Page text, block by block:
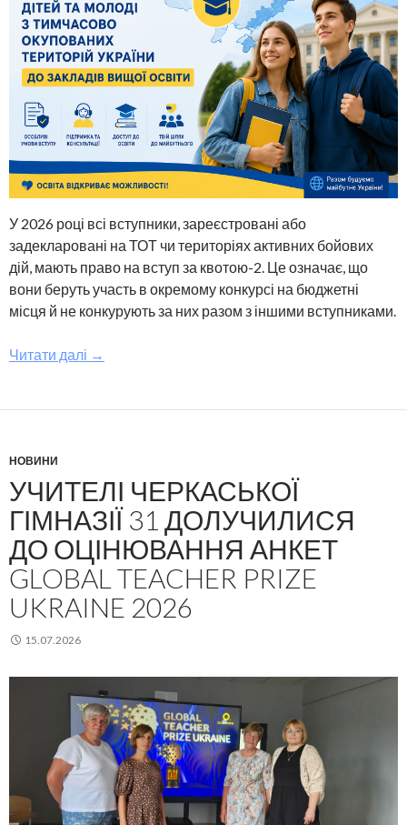
У 2026 році всі вступники, зареєстровані або
задекларовані на ТОТ чи територіях активних бойових
дій, мають право на вступ за квотою-2. Це означає, що
вони беруть участь в окремому конкурсі на бюджетні
місця й не конкурують за них разом з іншими вступниками.
Читати далі →
НОВИНИ
УЧИТЕЛІ ЧЕРКАСЬКОЇ
ГІМНАЗІЇ 31 ДОЛУЧИЛИСЯ
ДО ОЦІНЮВАННЯ АНКЕТ
GLOBAL TEACHER PRIZE
UKRAINE 2026
15.07.2026